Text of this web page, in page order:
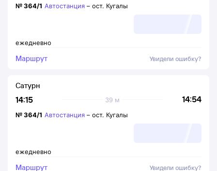
ежедневно
№364/1 Автостанция – ост. Кугалы
Маршрут Увидели ошибку?
14:15 14:54
39 м
Сатурн
ежедневно
№364/1 Автостанция – ост. Кугалы
Маршрут Увидели ошибку?